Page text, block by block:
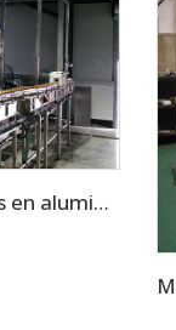
Machine de remplissage de boîtes en aluminium / Machine de conditionnement de canne à sucre